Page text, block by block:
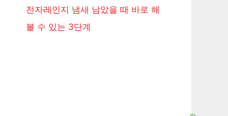
전자레인지 냄새 남았을 때 바로 해
볼 수 있는 3단계